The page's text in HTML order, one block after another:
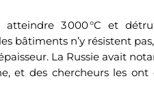
3 000 °C et
bâtiments n’y résistent
La Russie avait
et des chercheurs les